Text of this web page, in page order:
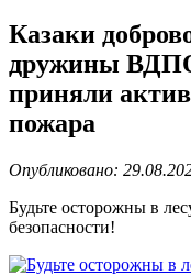
Казаки
дружины
приняли
пожара
Опубликовано:
Будьте осторожны в
безопасности!